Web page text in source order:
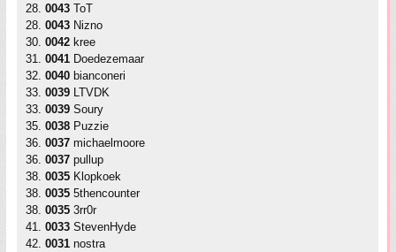
28. 0043 ToT
28. 0043 Nizno
30. 0042 kree
31. 0041 Doedezemaar
32. 0040 bianconeri
33. 0039 LTVDK
33. 0039 Soury
35. 0038 Puzzie
36. 0037 michaelmoore
36. 0037 pullup
38. 0035 Klopkoek
38. 0035 5thencounter
38. 0035 3rr0r
41. 0033 StevenHyde
42. 0031 nostra